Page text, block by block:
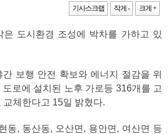
기사스크랩 작게 - 크게 +
은 도시환경 조성에 박차를 가하고 있
보행 안전 확보와 에너지 절감을 위
로에 설치된 노후 가로등 316개를 고
교체한다고 15일 밝혔다.
동, 동산동, 오산면, 용안면, 여산면 등